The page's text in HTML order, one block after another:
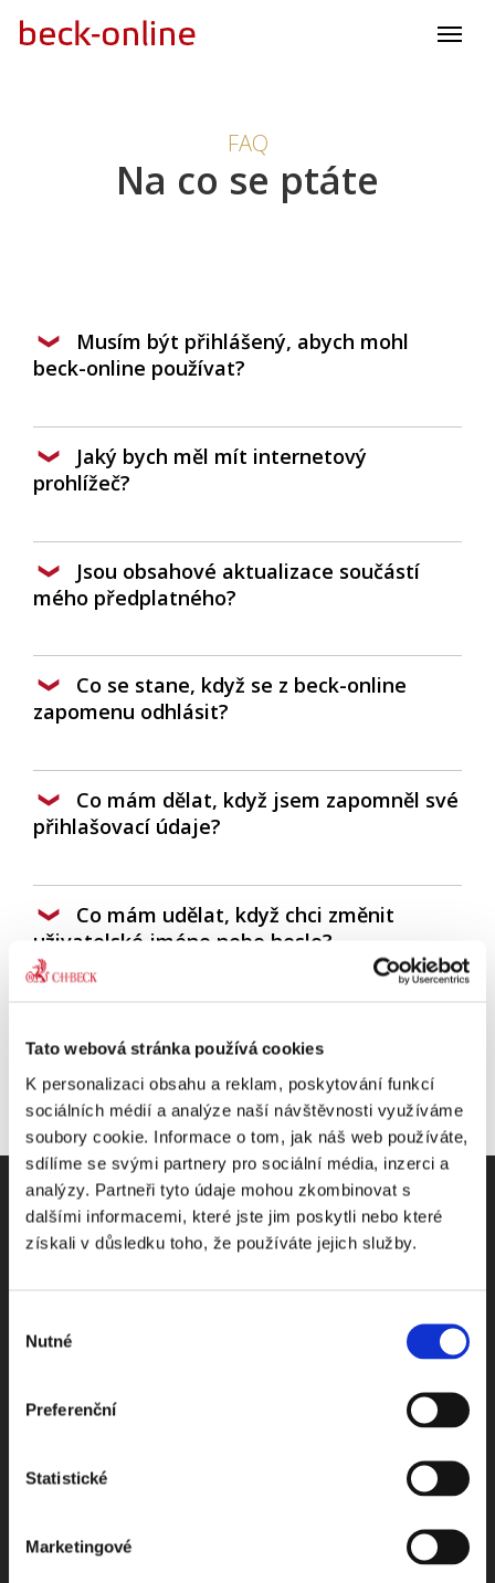
Tato webová stránka používá cookies
K personalizaci obsahu a reklam, poskytování funkcí
sociálních médií a analýze naší návštěvnosti využíváme
soubory cookie. Informace o tom, jak náš web používáte,
sdílíme se svými partnery pro sociální média, inzerci a
analýzy. Partneři tyto údaje mohou zkombinovat s
dalšími informacemi, které jste jim poskytli nebo které
získali v důsledku toho, že používáte jejich služby.
souhlasu
Nutné
Preferenční
Statistické
Marketingové
FAQ
Na co se ptáte
Musím být přihlášený, abych mohl
beck-online používat?
Jaký bych měl mít internetový
prohlížeč?
Jsou obsahové aktualizace součástí
mého předplatného?
Co se stane, když se z beck-online
zapomenu odhlásit?
Co mám dělat, když jsem zapomněl své
přihlašovací údaje?
Co mám udělat, když chci změnit
uživatelské jméno nebo heslo?
Dostávejte od nás pravidelný měsíční souhrn
zpracování osobních údajů